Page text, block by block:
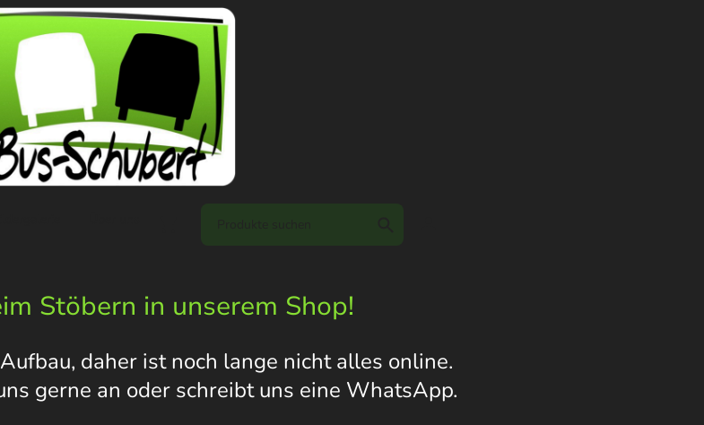
Stöbern in unserem Shop!
daher ist noch lange nicht alles online.
gerne an oder schreibt uns eine WhatsApp.